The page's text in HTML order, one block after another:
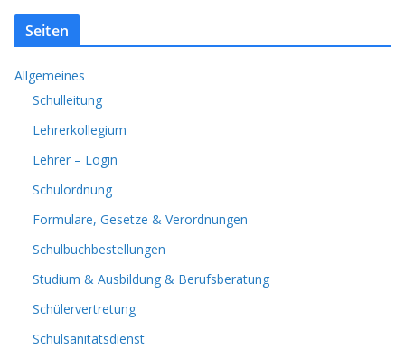
Seiten
Allgemeines
Schulleitung
Lehrerkollegium
Lehrer – Login
Schulordnung
Formulare, Gesetze & Verordnungen
Schulbuchbestellungen
Studium & Ausbildung & Berufsberatung
Schülervertretung
Schulsanitätsdienst